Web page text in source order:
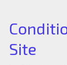
Site